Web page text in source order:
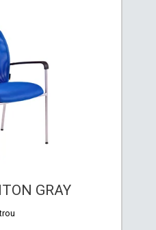
GRAY